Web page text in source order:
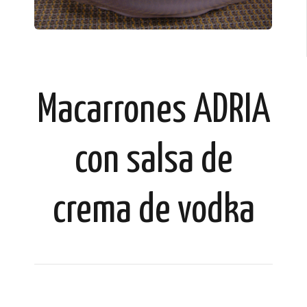
Macarrones ADRIA
con salsa de
crema de vodka